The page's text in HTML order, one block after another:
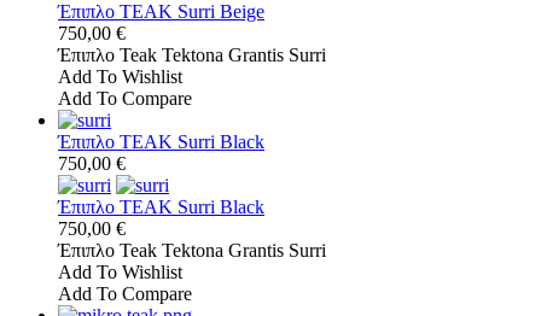
Έπιπλο TEAK Surri Beige
750,00 €
Έπιπλο Teak Tektona Grantis Surri
Add To Wishlist
Add To Compare
Έπιπλο TEAK Surri Black
750,00 €
Έπιπλο TEAK Surri Black
750,00 €
Έπιπλο Teak Tektona Grantis Surri
Add To Wishlist
Add To Compare